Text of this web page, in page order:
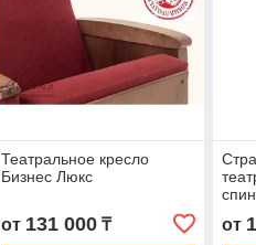
Театральное кресло
Бизнес Люкс
от 131 000₸ от